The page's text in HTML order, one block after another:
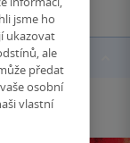
jsme ho
ukazovat
ale
předat
osobní
vlastní